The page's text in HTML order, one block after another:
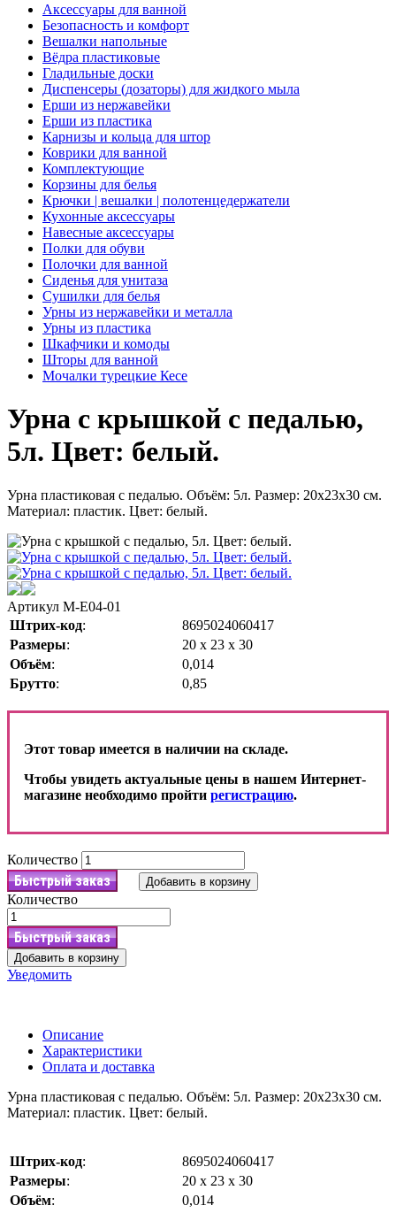
Аксессуары для ванной
Безопасность и комфорт
Вешалки напольные
Вёдра пластиковые
Гладильные доски
Диспенсеры (дозаторы) для жидкого мыла
Ерши из нержавейки
Ерши из пластика
Карнизы и кольца для штор
Коврики для ванной
Комплектующие
Корзины для белья
Крючки | вешалки | полотенцедержатели
Кухонные аксессуары
Навесные аксессуары
Полки для обуви
Полочки для ванной
Сиденья для унитаза
Сушилки для белья
Урны из нержавейки и металла
Урны из пластика
Шкафчики и комоды
Шторы для ванной
Мочалки турецкие Кесе
Урна с крышкой с педалью,
5л. Цвет: белый.
Урна пластиковая с педалью. Объём: 5л. Размер: 20х23х30 см.
Материал: пластик. Цвет: белый.
Артикул M-E04-01
Штрих-код:
8695024060417
Размеры:
20 х 23 х 30
Объём:
0,014
Брутто: 0,85
Этот товар имеется в наличии на складе.
Чтобы увидеть актуальные цены в нашем Интернет-
магазине необходимо пройти регистрацию.
Количество
Быстрый заказ Добавить в корзину
Количество
Быстрый заказ
Добавить в корзину
Уведомить
Описание
Характеристики
Оплата и доставка
Урна пластиковая с педалью. Объём: 5л. Размер: 20х23х30 см.
Материал: пластик. Цвет: белый.
Штрих-код:
8695024060417
Размеры:
20 х 23 х 30
Объём:
0,014